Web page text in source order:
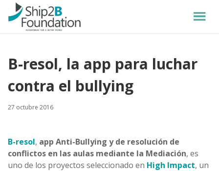
B-resol, la app para luchar
contra el bullying
27 octubre 2016
B-resol, app Anti-Bullying y de resolución de
conflictos en las aulas mediante la Mediación, es
uno de los proyectos seleccionado en High Impact, un